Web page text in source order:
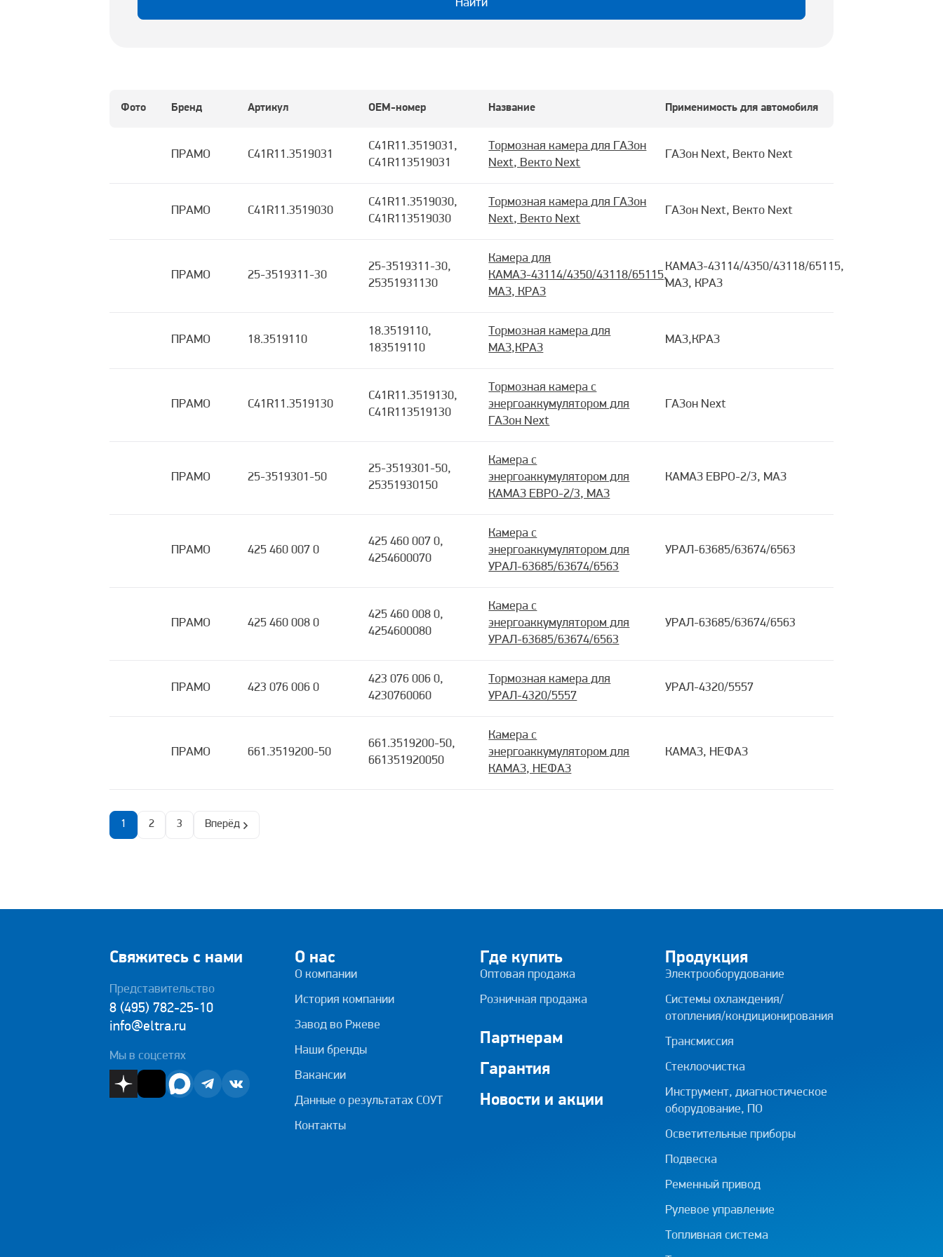
Найти
Фото Бренд Артикул OEM-номер Название Применимость для автомобиля
ПРАМО C41R11.3519031
C41R11.3519031,
C41R113519031
Тормозная камера для ГАЗон
Next, Векто Next
ГАЗон Next, Векто Next
ПРАМО C41R11.3519030
C41R11.3519030,
C41R113519030
Тормозная камера для ГАЗон
Next, Векто Next
ГАЗон Next, Векто Next
ПРАМО 25-3519311-30
25-3519311-30,
25351931130
Камера для
КАМАЗ-43114/4350/43118/65115,
МАЗ, КРАЗ
КАМАЗ-43114/4350/43118/65115,
МАЗ, КРАЗ
ПРАМО 18.3519110
18.3519110,
183519110
Тормозная камера для
МАЗ,КРАЗ
МАЗ,КРАЗ
ПРАМО C41R11.3519130
C41R11.3519130,
C41R113519130
Тормозная камера с
энергоаккумулятором для
ГАЗон Next
ГАЗон Next
ПРАМО 25-3519301-50
25-3519301-50,
25351930150
Камера с
энергоаккумулятором для
КАМАЗ ЕВРО-2/3, МАЗ
КАМАЗ ЕВРО-2/3, МАЗ
ПРАМО 425 460 007 0
425 460 007 0,
4254600070
Камера с
энергоаккумулятором для
УРАЛ-63685/63674/6563
УРАЛ-63685/63674/6563
ПРАМО 425 460 008 0
425 460 008 0,
4254600080
Камера с
энергоаккумулятором для
УРАЛ-63685/63674/6563
УРАЛ-63685/63674/6563
ПРАМО 423 076 006 0
423 076 006 0,
4230760060
Тормозная камера для
УРАЛ-4320/5557
УРАЛ-4320/5557
ПРАМО 661.3519200-50
661.3519200-50,
661351920050
Камера с
энергоаккумулятором для
КАМАЗ, НЕФАЗ
КАМАЗ, НЕФАЗ
1 2 3 Вперёд
Свяжитесь с нами
Представительство
8 (495) 782-25-10
info@eltra.ru
Мы в соцсетях
О нас
О компании
История компании
Завод во Ржеве
Наши бренды
Вакансии
Данные о результатах СОУТ
Контакты
Где купить
Оптовая продажа
Розничная продажа
Партнерам
Гарантия
Новости и акции
Продукция
Электрооборудование
Системы охлаждения/
отопления/кондиционирования
Трансмиссия
Стеклоочистка
Инструмент, диагностическое
оборудование, ПО
Осветительные приборы
Подвеска
Ременный привод
Рулевое управление
Топливная система